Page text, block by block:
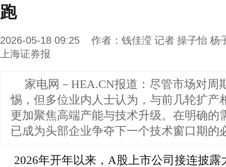
跑
2026-05-18 09:25 作者： 钱佳滢 记者 操子怡 杨
上海证券报
家电网－HEA.CN报道： 尽管市场对周
惕，但多位业内人士认为，与前几轮扩产
更加聚焦高端产能与技术升级。在明确的
已成为头部企业争夺下一个技术窗口期的
2026年开年以来，A股上市公司接连披